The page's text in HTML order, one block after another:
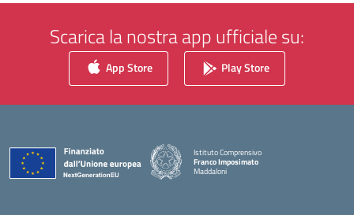
Scarica la nostra app ufficiale su:
App Store Play Store
Istituto Comprensivo
Franco Imposimato
Maddaloni